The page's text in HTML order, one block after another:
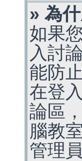
» 為
如果
入討
能防
在登
論區
腦教
管理